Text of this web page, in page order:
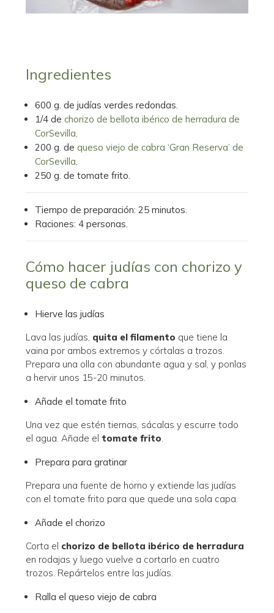
Ingredientes
600 g. de judías verdes redondas.
1/4 dechorizo de bellota ibérico de herradura de
CorSevilla.
200 g. dequeso viejo de cabra ‘Gran Reserva’ de
CorSevilla.
250 g. de tomate frito.
Tiempo de preparación: 25 minutos.
Raciones: 4 personas.
Cómo hacer judías con chorizo y
queso de cabra
Hierve las judías
Lava las judías, quita el filamento que tiene la
vaina por ambos extremos y córtalas a trozos.
Prepara una olla con abundante agua y sal, y ponlas
a hervir unos 15-20 minutos.
Añade el tomate frito
Una vez que estén tiernas, sácalas y escurre todo
el agua. Añade el tomate frito.
Prepara para gratinar
Prepara una fuente de horno y extiende las judías
con el tomate frito para que quede una sola capa.
Añade el chorizo
Corta el chorizo de bellota ibérico de herradura
en rodajas y luego vuelve a cortarlo en cuatro
trozos. Repártelos entre las judías.
Ralla el queso viejo de cabra